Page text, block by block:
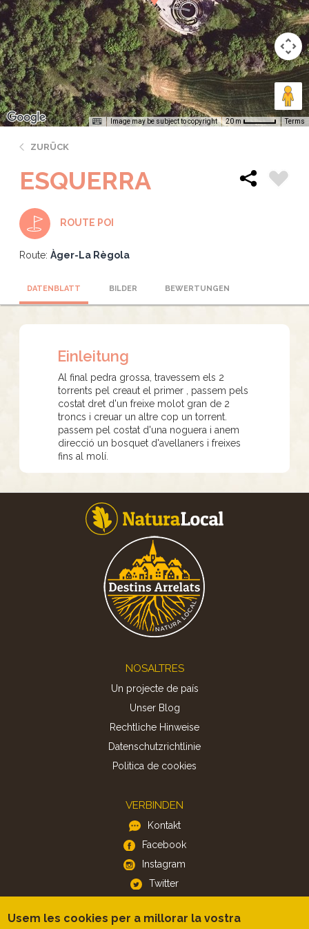
Image may be subject to copyright 20 m Terms
ZURÜCK
ESQUERRA
ROUTE POI
Route: Àger-La Règola
DATENBLATT BILDER BEWERTUNGEN
Einleitung
Al final pedra grossa, travessem els 2
torrents pel creaut el primer , passem pels
costat dret d'un freixe molot gran de 2
troncs i creuar un altre cop un torrent.
passem pel costat d'una noguera i anem
direcció un bosquet d'avellaners i freixes
fins al molí.
NOSALTRES
Un projecte de país
Unser Blog
Rechtliche Hinweise
Datenschutzrichtlinie
Politica de cookies
VERBINDEN
Kontakt
Facebook
Instagram
Twitter
APP
Usem les cookies per a millorar la vostra